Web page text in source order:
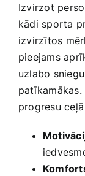
Izvirzot
kādi sporta
izvirzītos
pieejams
uzlabo
progresu